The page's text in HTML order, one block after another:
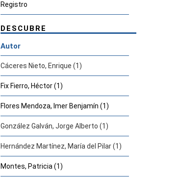
Registro
DESCUBRE
Autor
Cáceres Nieto, Enrique (1)
Fix Fierro, Héctor (1)
Flores Mendoza, Imer Benjamín (1)
González Galván, Jorge Alberto (1)
Hernández Martínez, María del Pilar (1)
Montes, Patricia (1)